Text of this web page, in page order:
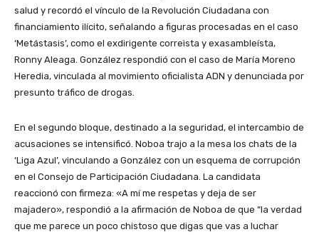
salud y recordó el vínculo de la Revolución Ciudadana con
financiamiento ilícito, señalando a figuras procesadas en el caso
‘Metástasis’, como el exdirigente correìsta y exasambleísta,
Ronny Aleaga. González respondió con el caso de María Moreno
Heredia, vinculada al movimiento oficialista ADN y denunciada por
presunto tráfico de drogas.
En el segundo bloque, destinado a la seguridad, el intercambio de
acusaciones se intensificó. Noboa trajo a la mesa los chats de la
‘Liga Azul’, vinculando a González con un esquema de corrupción
en el Consejo de Participación Ciudadana. La candidata
reaccionó con firmeza: «A mí me respetas y deja de ser
majadero», respondió a la afirmación de Noboa de que “la verdad
que me parece un poco chistoso que digas que vas a luchar